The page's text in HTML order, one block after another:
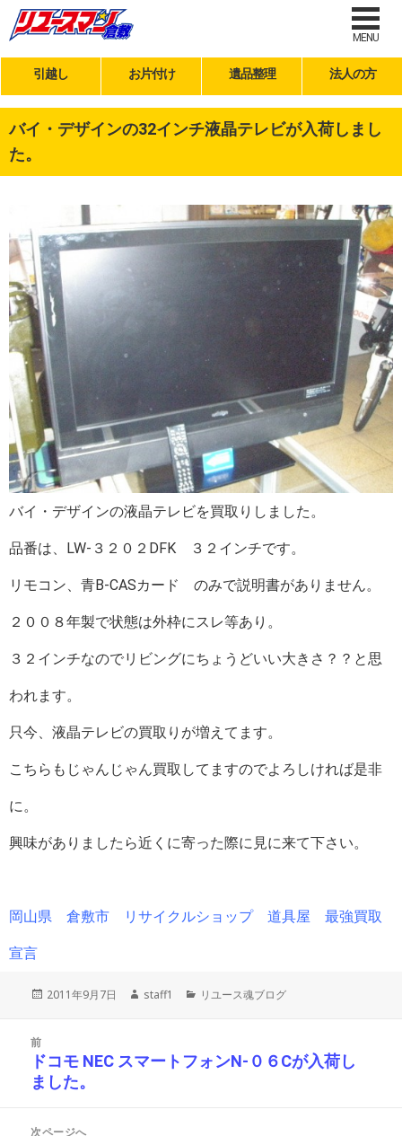
MENU
引越し お片付け 遺品整理 法人の方
バイ・デザインの32インチ液晶テレビが入荷しまし
た。
バイ・デザインの液晶テレビを買取りしました。
品番は、LW-３２０２DFK ３２インチです。
リモコン、青B-CASカード のみで説明書がありません。
２００８年製で状態は外枠にスレ等あり。
３２インチなのでリビングにちょうどいい大きさ？？と思
われます。
只今、液晶テレビの買取りが増えてます。
こちらもじゃんじゃん買取してますのでよろしければ是非
に。
興味がありましたら近くに寄った際に見に来て下さい。
岡山県 倉敷市 リサイクルショップ 道具屋 最強買取
宣言
投
2011年9月7日
作
staff1
カ
ー
リユース魂ブログ
前
前
の
稿:
ドコモ NEC スマートフォンN-０６Cが入荷し
ました。
次ページへ